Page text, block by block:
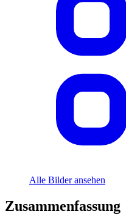
Alle Bilder ansehen
Zusammenfassung